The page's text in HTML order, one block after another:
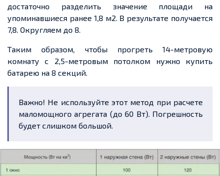
достаточно разделить значение площади на
упоминавшиеся ранее 1,8 м2. В результате получается
7,8. Округляем до 8.
Таким образом, чтобы прогреть 14-метровую
комнату с 2,5-метровым потолком нужно купить
батарею на 8 секций.
Важно! Не используйте этот метод при расчете
маломощного агрегата (до 60 Вт). Погрешность
будет слишком большой.